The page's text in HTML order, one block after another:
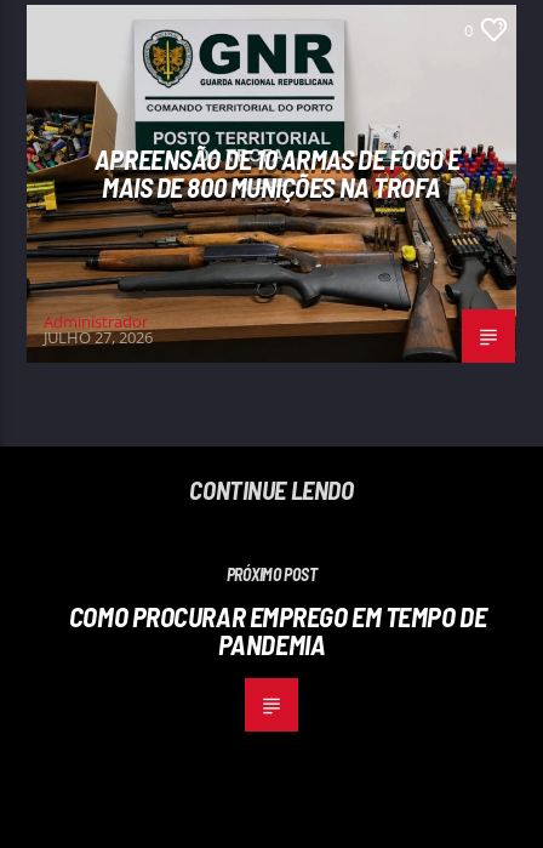
0
APREENSÃO DE 10 ARMAS DE FOGO E
MAIS DE 800 MUNIÇÕES NA TROFA
Administrador
JULHO 27, 2026
CONTINUE LENDO
PRÓXIMO POST
COMO PROCURAR EMPREGO EM TEMPO DE
PANDEMIA